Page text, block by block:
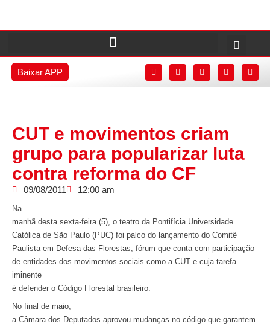
Baixar APP
CUT e movimentos criam
grupo para popularizar luta
contra reforma do CF
09/08/2011 12:00 am
Na
manhã desta sexta-feira (5), o teatro da Pontifícia Universidade
Católica de São Paulo (PUC) foi palco do lançamento do Comitê
Paulista em Defesa das Florestas, fórum que conta com participação
de entidades dos movimentos sociais como a CUT e cuja tarefa
iminente
é defender o Código Florestal brasileiro.
No final de maio,
a Câmara dos Deputados aprovou mudanças no código que garantem